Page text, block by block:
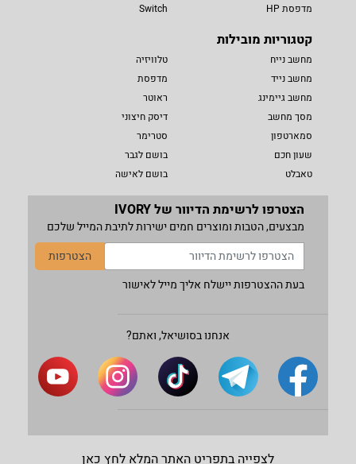
מדפסת HP
Switch
קטגוריות מובילות
מחשב נייח
מחשב נייד
מחשב גיימינג
מסך מחשב
סמארטפון
שעון חכם
טאבלט
טלוויזיה
מדפסת
ראוטר
דיסק חיצוני
סטרימר
בושם לגבר
בושם לאישה
הצטרפו לרשימת הדיוור של IVORY
מבצעים, הטבות ומוצרים חמים ישירות לתיבת המייל שלכם
הצטרפות
בעת ההצטרפות יישלח אליך מייל לאישור
אנחנו בסושיאל, ואתם?
לצפייה בתפריט האתר המלא לחץ כאן